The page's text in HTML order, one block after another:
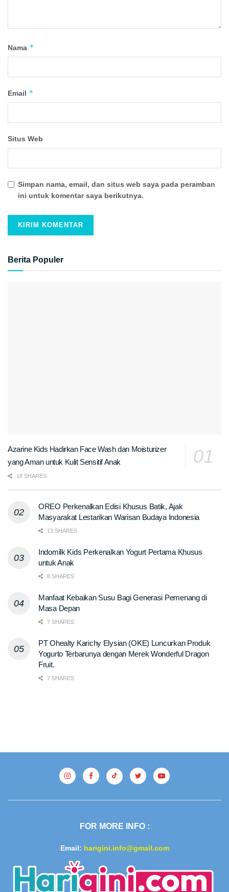
Nama *
Email *
Situs Web
Simpan nama, email, dan situs web saya pada peramban
ini untuk komentar saya berikutnya.
Berita Populer
Azarine Kids Hadirkan Face Wash dan Moisturizer
yang Aman untuk Kulit Sensitif Anak
18 SHARES
OREO Perkenalkan Edisi Khusus Batik, Ajak
Masyarakat Lestarikan Warisan Budaya Indonesia
13 SHARES
Indomilk Kids Perkenalkan Yogurt Pertama Khusus
untuk Anak
8 SHARES
Manfaat Kebaikan Susu Bagi Generasi Pemenang di
Masa Depan
7 SHARES
PT Ohealty Karichy Elysian (OKE) Luncurkan Produk
Yogurto Terbarunya dengan Merek Wonderful Dragon
Fruit.
7 SHARES
FOR MORE INFO :
Email: harigini.info@gmail.com